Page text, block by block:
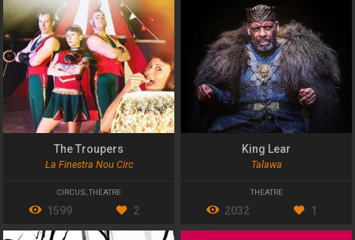
The Troupers
La Finestra Nou Circ
CIRCUS THEATRE
1599 2
King Lear
Talawa
THEATRE
2032 1